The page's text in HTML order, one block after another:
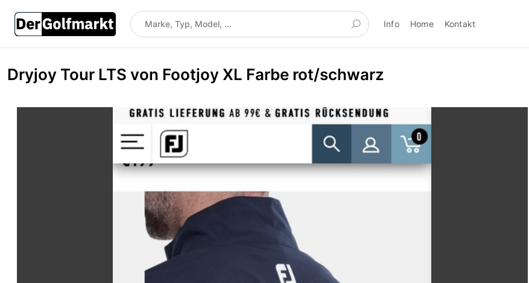
Info Home Kontakt
Dryjoy Tour LTS von Footjoy XL Farbe rot/schwarz